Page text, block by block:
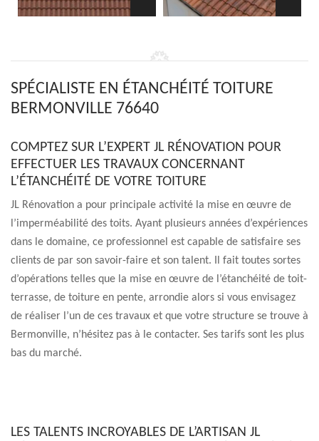
SPÉCIALISTE EN ÉTANCHÉITÉ TOITURE
BERMONVILLE 76640
COMPTEZ SUR L’EXPERT JL RÉNOVATION POUR
EFFECTUER LES TRAVAUX CONCERNANT
L’ÉTANCHÉITÉ DE VOTRE TOITURE
JL Rénovation a pour principale activité la mise en œuvre de
l’imperméabilité des toits. Ayant plusieurs années d’expériences
dans le domaine, ce professionnel est capable de satisfaire ses
clients de par son savoir-faire et son talent. Il fait toutes sortes
d’opérations telles que la mise en œuvre de l’étanchéité de toit-
terrasse, de toiture en pente, arrondie alors si vous envisagez
de réaliser l’un de ces travaux et que votre structure se trouve à
Bermonville, n’hésitez pas à le contacter. Ses tarifs sont les plus
bas du marché.
LES TALENTS INCROYABLES DE L’ARTISAN JL